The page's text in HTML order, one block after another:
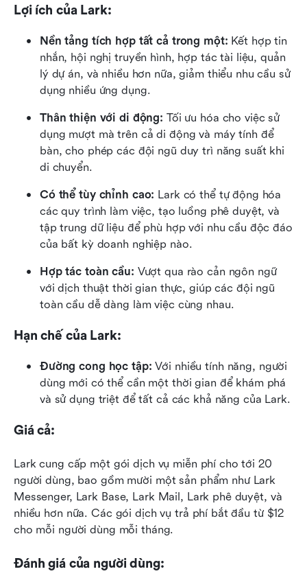
Lợi ích của Lark:
Nền tảng tích hợp tất cả trong một: Kết hợp tin
nhắn, hội nghị truyền hình, hợp tác tài liệu, quản
lý dự án, và nhiều hơn nữa, giảm thiểu nhu cầu sử
dụng nhiều ứng dụng.
Thân thiện với di động: Tối ưu hóa cho việc sử
dụng mượt mà trên cả di động và máy tính để
bàn, cho phép các đội ngũ duy trì năng suất khi
di chuyển.
Có thể tùy chỉnh cao: Lark có thể tự động hóa
các quy trình làm việc, tạo luồng phê duyệt, và
tập trung dữ liệu để phù hợp với nhu cầu độc đáo
của bất kỳ doanh nghiệp nào.
Hợp tác toàn cầu: Vượt qua rào cản ngôn ngữ
với dịch thuật thời gian thực, giúp các đội ngũ
toàn cầu dễ dàng làm việc cùng nhau.
Hạn chế của Lark:
Đường cong học tập: Với nhiều tính năng, người
dùng mới có thể cần một thời gian để khám phá
và sử dụng triệt để tất cả các khả năng của Lark.
Giá cả:
Lark cung cấp một gói dịch vụ miễn phí cho tới 20
người dùng, bao gồm mười một sản phẩm như Lark
Messenger, Lark Base, Lark Mail, Lark phê duyệt, và
nhiều hơn nữa. Các gói dịch vụ trả phí bắt đầu từ $12
cho mỗi người dùng mỗi tháng.
Đánh giá của người dùng: